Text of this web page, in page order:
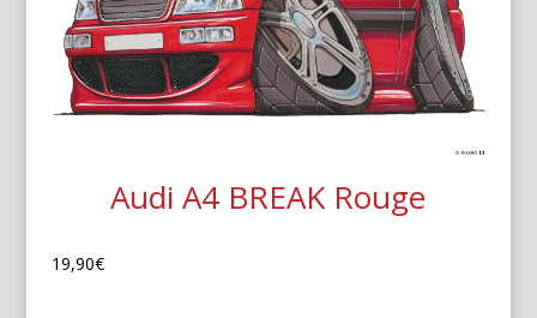
Audi A4 BREAK Rouge
19,90€